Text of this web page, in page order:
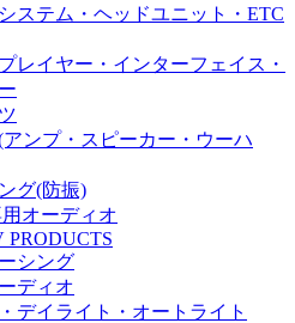
ステム・ヘッドユニット・ETC
レイヤー・インターフェイス・
ンプ・スピーカー・ウーハ
グ(防振)
オーディオ
シング
ディオ
デイライト・オートライト